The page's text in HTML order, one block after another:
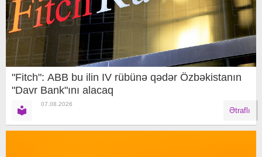
"Fitch": ABB bu ilin IV rübünə qədər Özbəkistanın
"Davr Bank"ını alacaq
07.08.2026
Ətraflı